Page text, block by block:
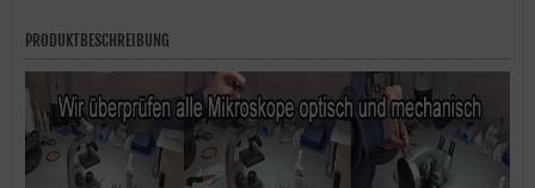
PRODUKTBESCHREIBUNG